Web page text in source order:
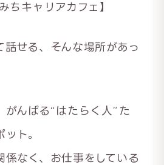
ちキャリアカフェ】
話せる、そんな場所があっ
がんばる“はたらく人”た
ト。
係なく、お仕事をしている